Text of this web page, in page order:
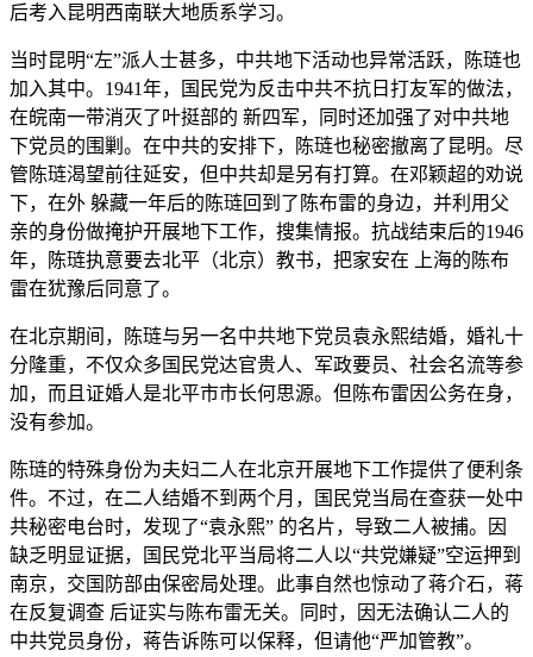
后考入昆明西南联大地质系学习。
当时昆明“左”派人士甚多，中共地下活动也异常活跃，陈琏也
加入其中。1941年，国民党为反击中共不抗日打友军的做法，
在皖南一带消灭了叶挺部的 新四军，同时还加强了对中共地
下党员的围剿。在中共的安排下，陈琏也秘密撤离了昆明。尽
管陈琏渴望前往延安，但中共却是另有打算。在邓颖超的劝说
下，在外 躲藏一年后的陈琏回到了陈布雷的身边，并利用父
亲的身份做掩护开展地下工作，搜集情报。抗战结束后的1946
年，陈琏执意要去北平（北京）教书，把家安在 上海的陈布
雷在犹豫后同意了。
在北京期间，陈琏与另一名中共地下党员袁永熙结婚，婚礼十
分隆重，不仅众多国民党达官贵人、军政要员、社会名流等参
加，而且证婚人是北平市市长何思源。但陈布雷因公务在身，
没有参加。
陈琏的特殊身份为夫妇二人在北京开展地下工作提供了便利条
件。不过，在二人结婚不到两个月，国民党当局在查获一处中
共秘密电台时，发现了“袁永熙” 的名片，导致二人被捕。因
缺乏明显证据，国民党北平当局将二人以“共党嫌疑”空运押到
南京，交国防部由保密局处理。此事自然也惊动了蒋介石，蒋
在反复调查 后证实与陈布雷无关。同时，因无法确认二人的
中共党员身份，蒋告诉陈可以保释，但请他“严加管教”。